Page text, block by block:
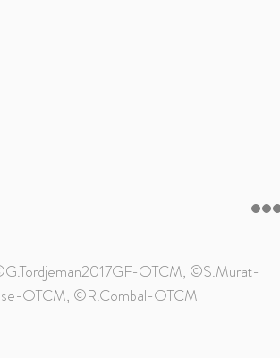
OTCM, ©S.Murat-
OTCM, ©R.Combal-OTCM